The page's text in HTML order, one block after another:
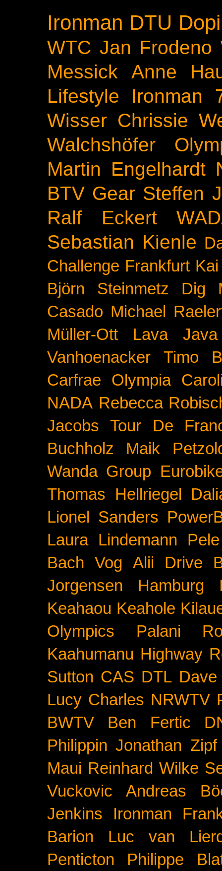
Ironman DTU
WTC Jan Frodeno
Messick
Anne
Lifestyle
Ironman
Wisser Chrissie
Walchshöfer
Martin Engelhardt
BTV Gear Steffen
Ralf Eckert
Sebastian Kienle
Challenge Frankfurt
Björn Steinmetz
Dig
Casado Michael
Müller-Ott
Lava Java
Vanhoenacker
Timo
Carfrae
Olympia
NADA Rebecca
Jacobs
Tour De
Buchholz
Maik
Wanda Group
Thomas Hellriegel
Lionel Sanders
Laura Lindemann
Pele
Bach Vog Alii Drive
Jorgensen
Hamburg
Keahaou Keahole
Olympics
Palani
Kaahumanu Highway
Sutton CAS DTL
Lucy Charles NRWTV
BWTV
Ben Fertic
Philippin Jonathan Zipf
Maui Reinhard Wilke
Vuckovic
Andreas
Jenkins
Ironman
Barion
Luc van
Penticton
Philippe